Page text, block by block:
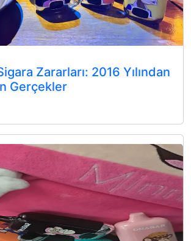
Zararları: 2016 Yılından
Gerçekler